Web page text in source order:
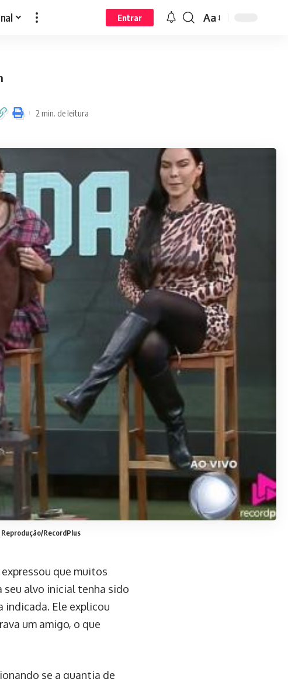
Entrar Aa
2 min. de leitura
Reprodução/RecordPlus
que muitos
seu alvo inicial tenha sido
indicada. Ele explicou
um amigo, o que
se a quantia de